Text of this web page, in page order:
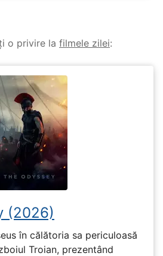
o privire la filmele zilei:
(2026)
în călătoria sa periculoasă
Troian, prezentând